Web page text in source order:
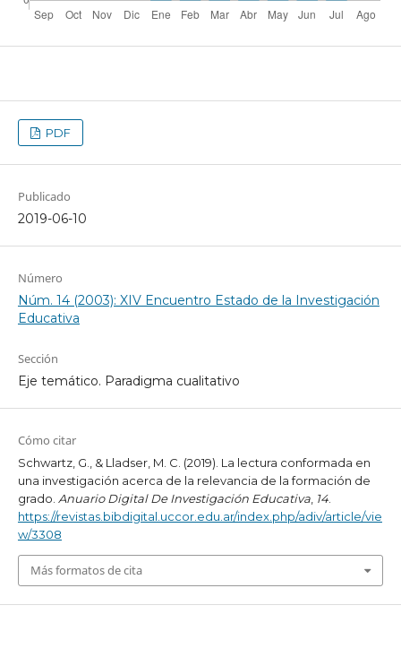
PDF
Publicado
2019-06-10
Número
Núm. 14 (2003): XIV Encuentro Estado de la Investigación
Educativa
Sección
Eje temático. Paradigma cualitativo
Cómo citar
Schwartz, G., & Lladser, M. C. (2019). La lectura conformada en
una investigación acerca de la relevancia de la formación de
grado. Anuario Digital De Investigación Educativa, 14.
https://revistas.bibdigital.uccor.edu.ar/index.php/adiv/article/vie
w/3308
Más formatos de cita